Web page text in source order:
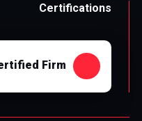
Certifications
Firm